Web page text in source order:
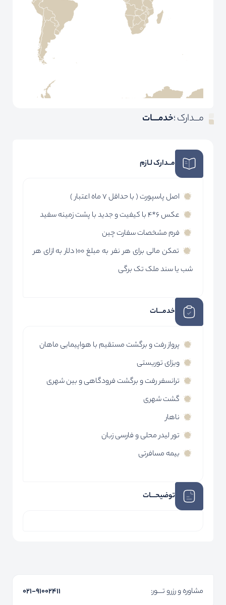
مـــدارک ؛خدمــــات
مــدارک لـازم
اصل پاسپورت ( با حداقل 7 ماه اعتبار )
عکس 6*4 با کیفیت و جدید با پشت زمینه سفید
فرم مشخصات سفارت چین
تمکن مالی برای هر نفر به مبلغ 100 دلار به ازای هر
شب یا سند ملک تک برگی
خدمـــات
پرواز رفت و برگشت مستقیم با هواپیمایی ماهان
ویزای توریستی
ترانسفر رفت و برگشت فرودگاهی و بین شهری
گشت شهری
ناهار
تور لیدر محلی و فارسی زبان
بیمه مسافرتی
توضیحـــات
مشاوره و رزرو تـــور: ۰۲۱-91002411